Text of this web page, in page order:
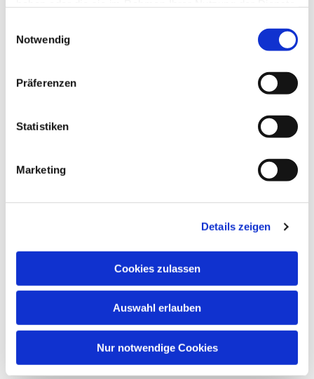
Notwendig
Präferenzen
Statistiken
Marketing
Details zeigen
Cookies zulassen
Auswahl erlauben
Nur notwendige Cookies
Dies könnte Sie auch